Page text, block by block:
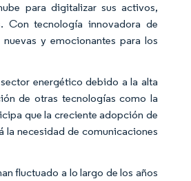
para digitalizar sus activos,
Con tecnología innovadora de
y emocionantes para los
energético debido a la alta
de otras tecnologías como la
que la creciente adopción de
la necesidad de comunicaciones
fluctuado a lo largo de los años